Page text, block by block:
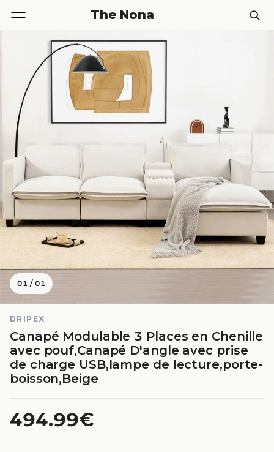
The Nona
01 /01
DRIPEX
Canapé Modulable 3 Places en Chenille
avec pouf,Canapé D'angle avec prise
de charge USB,lampe de lecture,porte-
boisson,Beige
494.99€